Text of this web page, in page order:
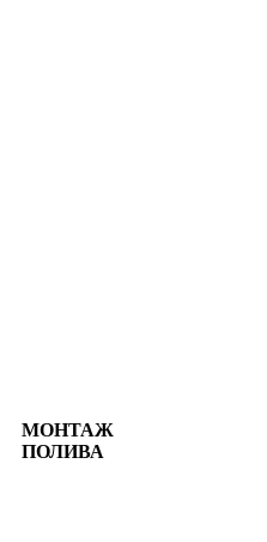
МОНТАЖ
ПОЛИВА